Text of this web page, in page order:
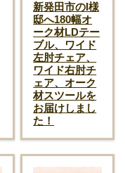
新発田市のI様
邸へ180幅オ
ーク材LDテー
ブル、ワイド
左肘チェア、
ワイド右肘チ
ェア、オーク
材スツールを
お届けしまし
た！